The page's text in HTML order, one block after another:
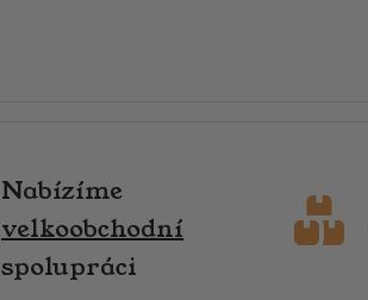
Nabízíme
velkoobchodní
spolupráci